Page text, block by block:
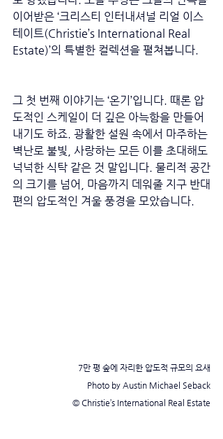
이어받은 ‘크리스티 인터내셔널 리얼 이스
테이트(Christie’s International Real
Estate)’의 특별한 컬렉션을 펼쳐봅니다.
그 첫 번째 이야기는 ‘온기’입니다. 때론 압
도적인 스케일이 더 깊은 아늑함을 만들어
내기도 하죠. 광활한 설원 속에서 마주하는
벽난로 불빛, 사랑하는 모든 이를 초대해도
넉넉한 식탁 같은 것 말입니다. 물리적 공간
의 크기를 넘어, 마음까지 데워줄 지구 반대
편의 압도적인 겨울 풍경을 모았습니다.
7만 평 숲에 자리한 압도적 규모의 요새
Photo by Austin Michael Seback
© Christie’s International Real Estate